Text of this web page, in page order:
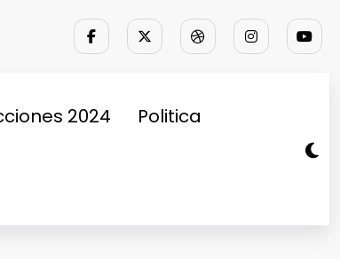
2024 Politica